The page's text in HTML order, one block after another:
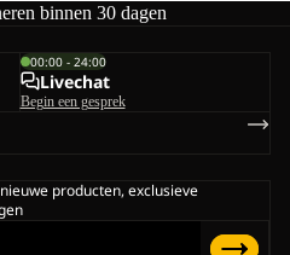
binnen 30 dagen
00:00 - 24:00
Livechat
Begin een gesprek
producten, exclusieve